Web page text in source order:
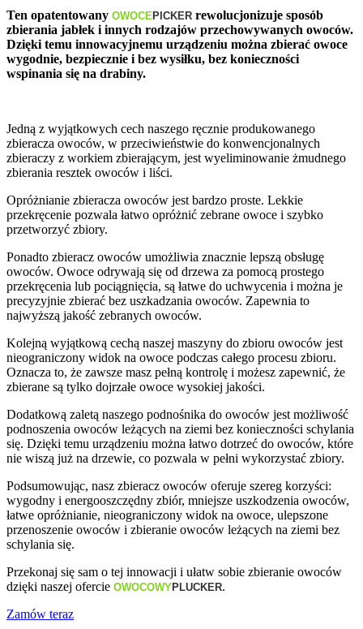
Ten opatentowany OWOCEPICKER rewolucjonizuje sposób
zbierania jabłek i innych rodzajów przechowywanych owoców.
Dzięki temu innowacyjnemu urządzeniu można zbierać owoce
wygodnie, bezpiecznie i bez wysiłku, bez konieczności
wspinania się na drabiny.
Jedną z wyjątkowych cech naszego ręcznie produkowanego
zbieracza owoców, w przeciwieństwie do konwencjonalnych
zbieraczy z workiem zbierającym, jest wyeliminowanie żmudnego
zbierania resztek owoców i liści.
Opróżnianie zbieracza owoców jest bardzo proste. Lekkie
przekręcenie pozwala łatwo opróżnić zebrane owoce i szybko
przetworzyć zbiory.
Ponadto zbieracz owoców umożliwia znacznie lepszą obsługę
owoców. Owoce odrywają się od drzewa za pomocą prostego
przekręcenia lub pociągnięcia, są łatwe do uchwycenia i można je
precyzyjnie zbierać bez uszkadzania owoców. Zapewnia to
najwyższą jakość zebranych owoców.
Kolejną wyjątkową cechą naszej maszyny do zbioru owoców jest
nieograniczony widok na owoce podczas całego procesu zbioru.
Oznacza to, że zawsze masz pełną kontrolę i możesz zapewnić, że
zbierane są tylko dojrzałe owoce wysokiej jakości.
Dodatkową zaletą naszego podnośnika do owoców jest możliwość
podnoszenia owoców leżących na ziemi bez konieczności schylania
się. Dzięki temu urządzeniu można łatwo dotrzeć do owoców, które
nie wiszą już na drzewie, co pozwala w pełni wykorzystać zbiory.
Podsumowując, nasz zbieracz owoców oferuje szereg korzyści:
wygodny i energooszczędny zbiór, mniejsze uszkodzenia owoców,
łatwe opróżnianie, nieograniczony widok na owoce, ulepszone
przenoszenie owoców i zbieranie owoców leżących na ziemi bez
schylania się.
Przekonaj się sam o tej innowacji i ułatw sobie zbieranie owoców
dzięki naszej ofercie OWOCOWYPLUCKER.
Zamów teraz